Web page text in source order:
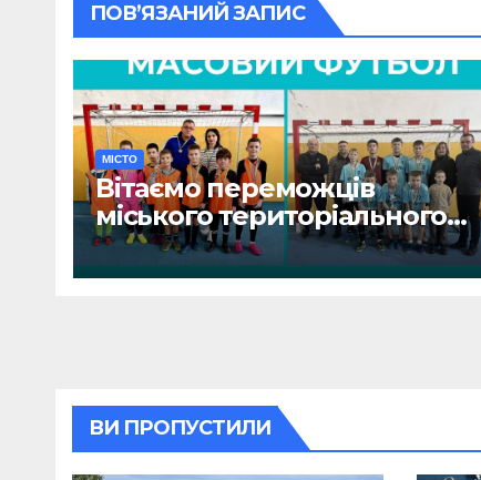
ПОВ’ЯЗАНИЙ ЗАПИС
МІСТО
Вітаємо переможців
міського територіального
етапу змагань «Пліч-о-пліч:
Всеукраїнські шкільні ліги»
ВИ ПРОПУСТИЛИ